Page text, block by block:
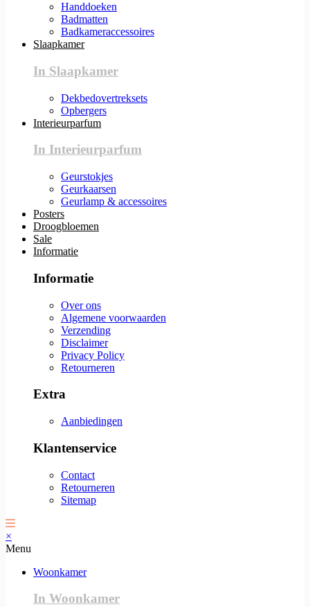
Handdoeken
Badmatten
Badkameraccessoires
Slaapkamer
In Slaapkamer
Dekbedovertreksets
Opbergers
Interieurparfum
In Interieurparfum
Geurstokjes
Geurkaarsen
Geurlamp & accessoires
Posters
Droogbloemen
Sale
Informatie
Informatie
Over ons
Algemene voorwaarden
Verzending
Disclaimer
Privacy Policy
Retourneren
Extra
Aanbiedingen
Klantenservice
Contact
Retourneren
Sitemap
×
Menu
Woonkamer
In Woonkamer